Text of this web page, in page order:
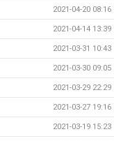
2021-04-20 08:16
2021-04-14 13:39
2021-03-31 10:43
2021-03-30 09:05
2021-03-29 22:29
2021-03-27 19:16
2021-03-19 15:23